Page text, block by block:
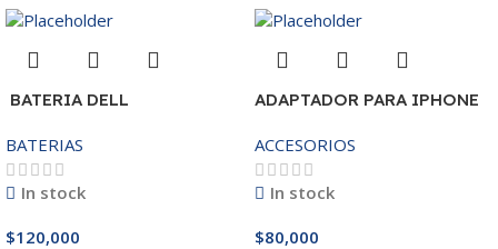
BATERIA DELL
3521/5421/3425 14.8V
BATERIAS
In stock
$120,000
ADAPTADOR PARA IPHONE
ACCESORIOS
In stock
$80,000